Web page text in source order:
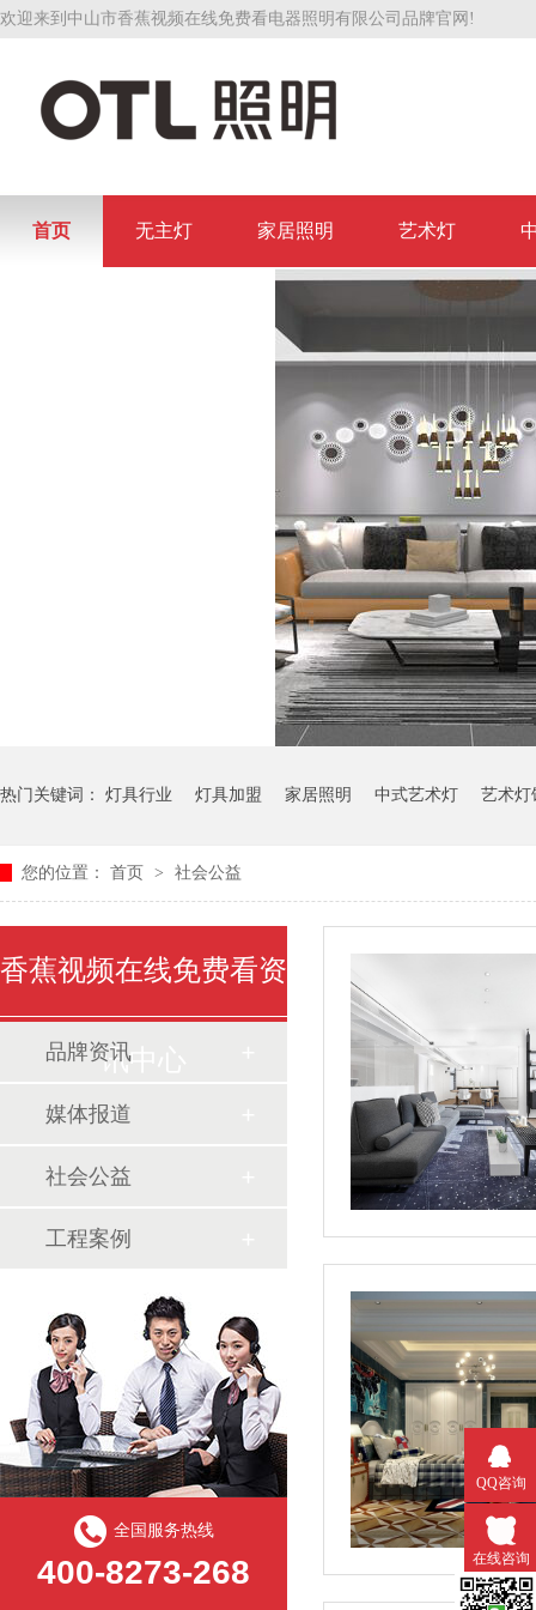
欢迎来到中山市香蕉视频在线免费看电器照明有限公司品牌官网!
首页 无主灯 家居照明 艺术灯
热门关键词： 灯具行业 灯具加盟 家居照明 中式艺术灯 艺术灯
您的位置： 首页 > 社会公益
香蕉视频在线免费看资
讯中心
品牌资讯
媒体报道
社会公益
工程案例
全国服务热线
400-8273-268
QQ咨询
在线咨询